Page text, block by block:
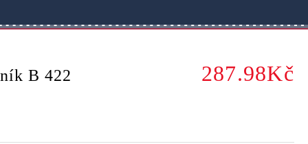
B 422 287.98Kč